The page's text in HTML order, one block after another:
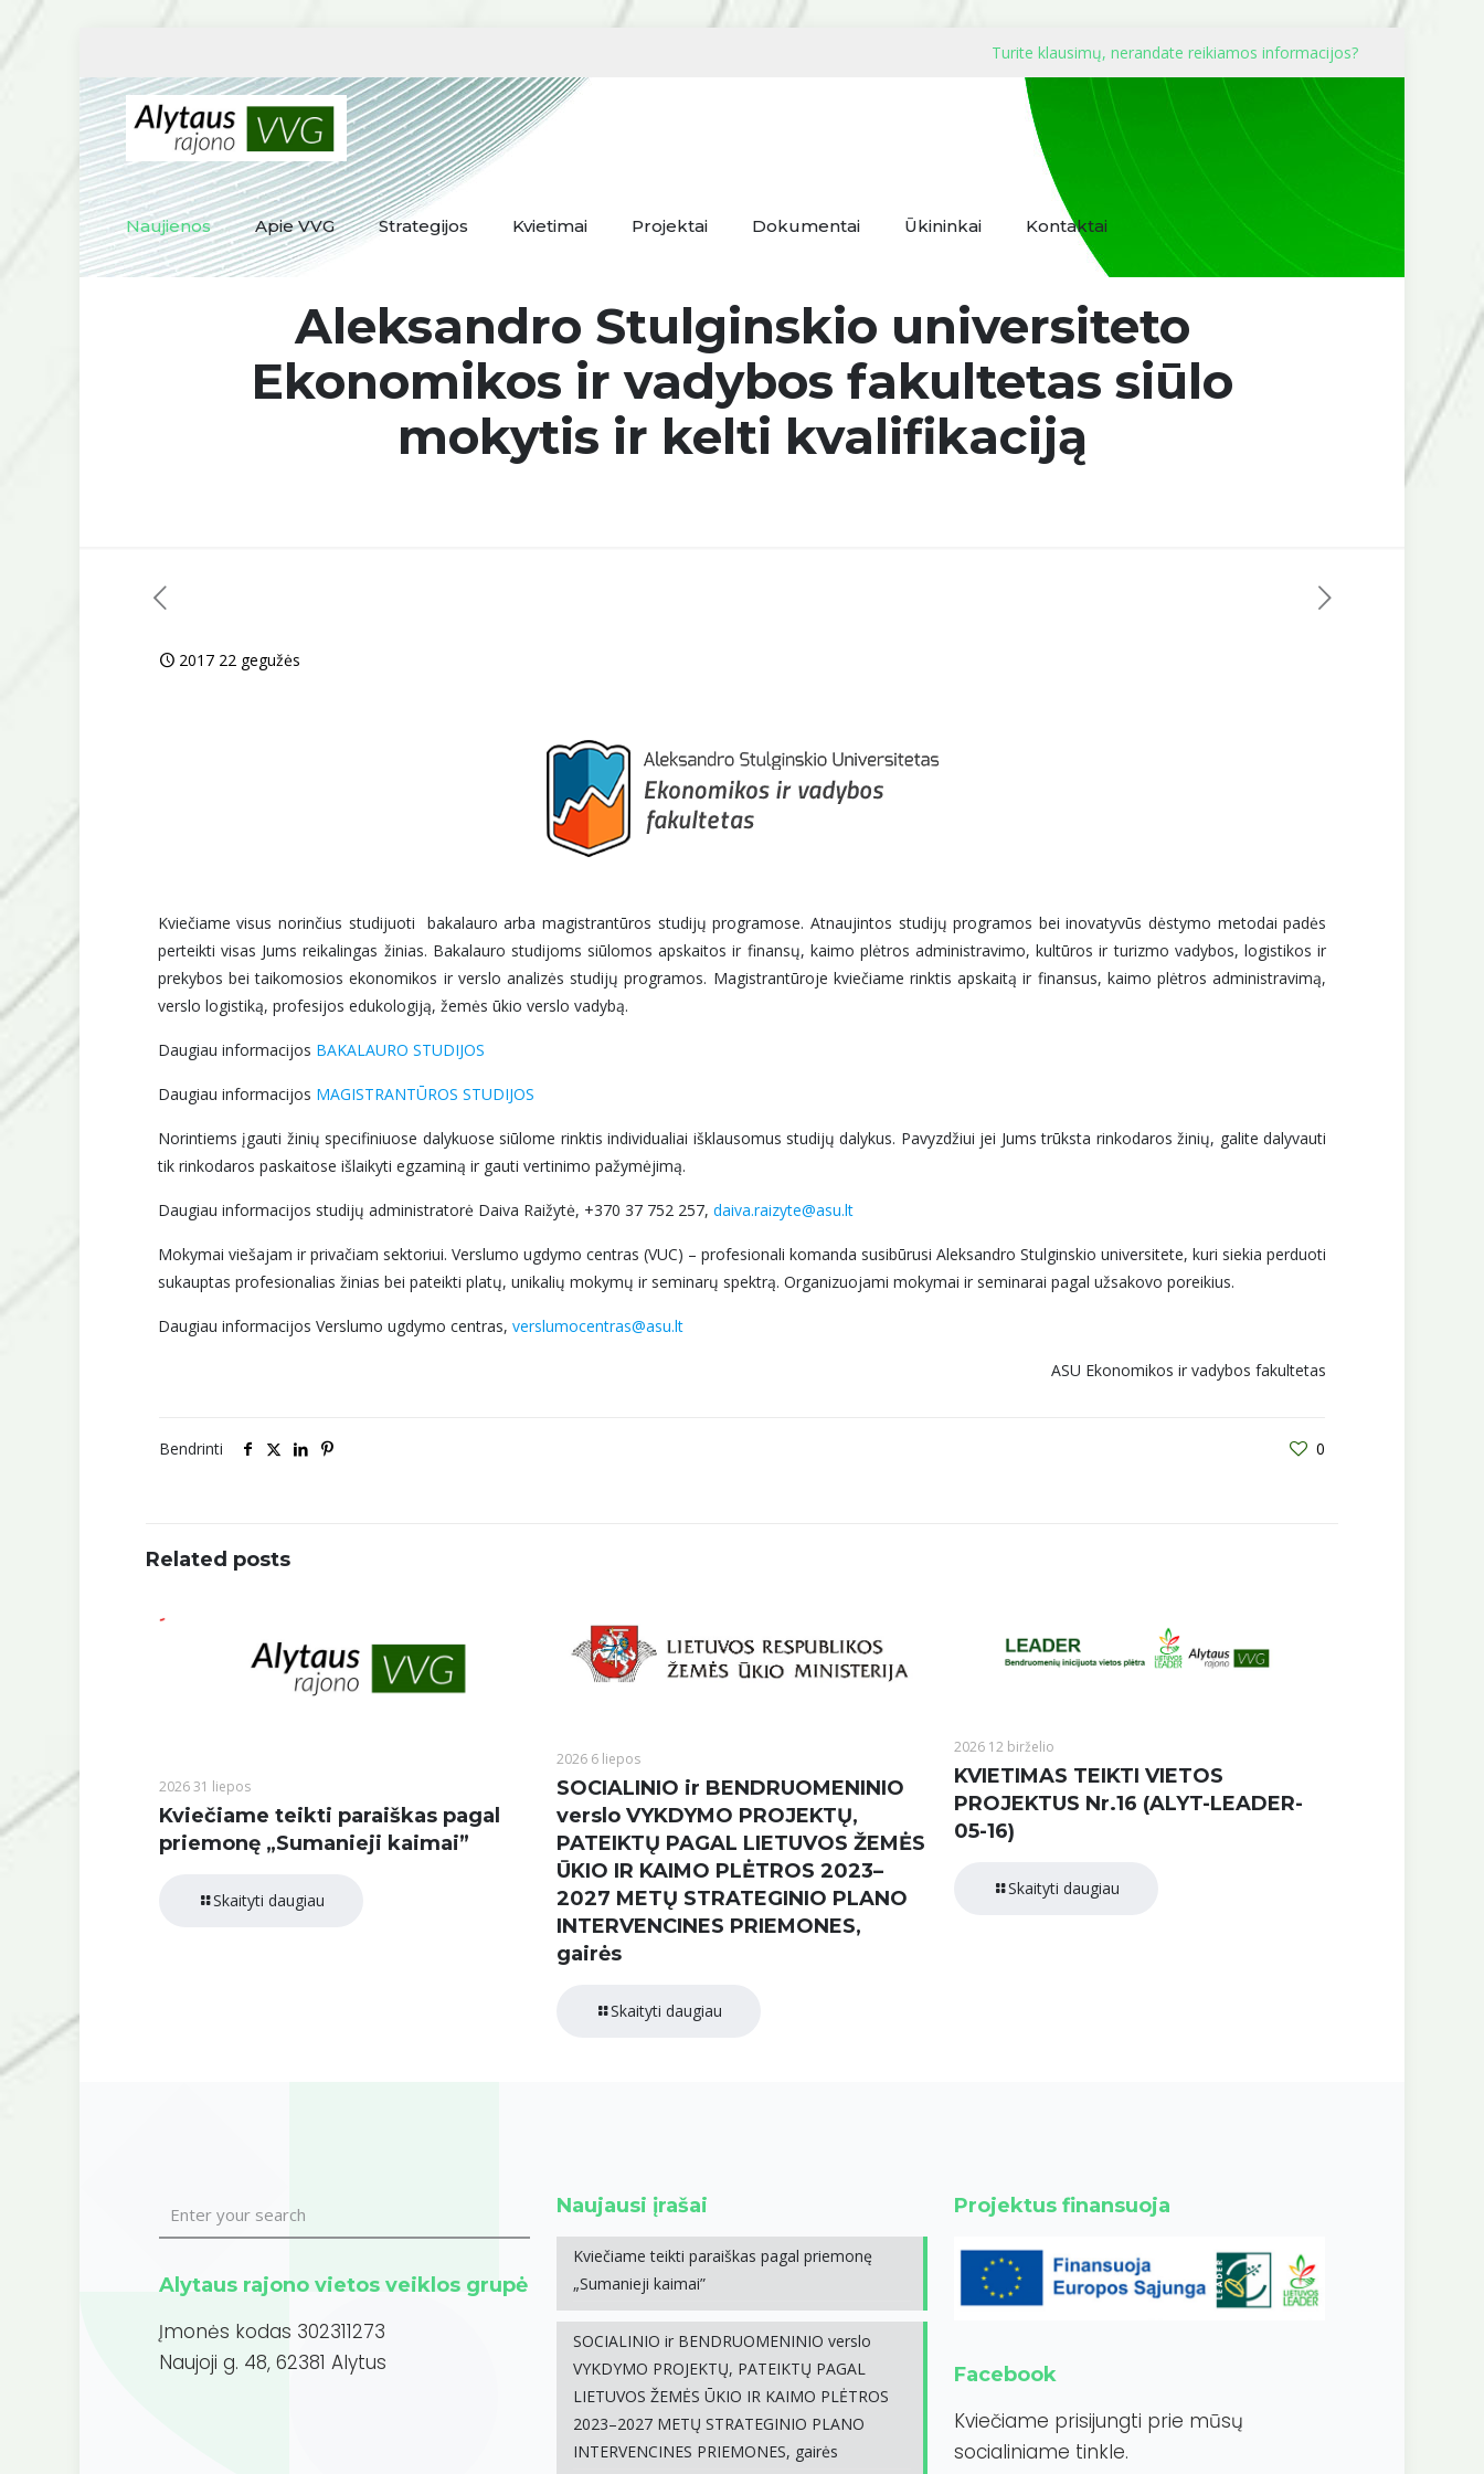
Turite klausimų, nerandate reikiamos informacijos?
Naujienos Apie VVG Strategijos Kvietimai Projektai Dokumentai Ūkininkai Kontaktai
Aleksandro Stulginskio universiteto
Ekonomikos ir vadybos fakultetas siūlo
mokytis ir kelti kvalifikaciją
2017 22 gegužės
Kviečiame visus norinčius studijuoti bakalauro arba magistrantūros studijų programose. Atnaujintos studijų programos bei inovatyvūs dėstymo metodai padės
perteikti visas Jums reikalingas žinias. Bakalauro studijoms siūlomos apskaitos ir finansų, kaimo plėtros administravimo, kultūros ir turizmo vadybos, logistikos ir
prekybos bei taikomosios ekonomikos ir verslo analizės studijų programos. Magistrantūroje kviečiame rinktis apskaitą ir finansus, kaimo plėtros administravimą,
verslo logistiką, profesijos edukologiją, žemės ūkio verslo vadybą.
Daugiau informacijos BAKALAURO STUDIJOS
Daugiau informacijos MAGISTRANTŪROS STUDIJOS
Norintiems įgauti žinių specifiniuose dalykuose siūlome rinktis individualiai išklausomus studijų dalykus. Pavyzdžiui jei Jums trūksta rinkodaros žinių, galite dalyvauti
tik rinkodaros paskaitose išlaikyti egzaminą ir gauti vertinimo pažymėjimą.
Daugiau informacijos studijų administratorė Daiva Raižytė, +370 37 752 257, daiva.raizyte@asu.lt
Mokymai viešajam ir privačiam sektoriui. Verslumo ugdymo centras (VUC) – profesionali komanda susibūrusi Aleksandro Stulginskio universitete, kuri siekia perduoti
sukauptas profesionalias žinias bei pateikti platų, unikalių mokymų ir seminarų spektrą. Organizuojami mokymai ir seminarai pagal užsakovo poreikius.
Daugiau informacijos Verslumo ugdymo centras, verslumocentras@asu.lt
ASU Ekonomikos ir vadybos fakultetas
Bendrinti 0
Related posts
2026 31 liepos
Kviečiame teikti paraiškas pagal
priemonę „Sumanieji kaimai”
Skaityti daugiau
2026 6 liepos
SOCIALINIO ir BENDRUOMENINIO
verslo VYKDYMO PROJEKTŲ,
PATEIKTŲ PAGAL LIETUVOS ŽEMĖS
ŪKIO IR KAIMO PLĖTROS 2023–
2027 METŲ STRATEGINIO PLANO
INTERVENCINES PRIEMONES,
gairės
Skaityti daugiau
2026 12 birželio
KVIETIMAS TEIKTI VIETOS
PROJEKTUS Nr.16 (ALYT-LEADER-
05-16)
Skaityti daugiau
Alytaus rajono vietos veiklos grupė
Įmonės kodas 302311273
Naujoji g. 48, 62381 Alytus
Naujausi įrašai
Kviečiame teikti paraiškas pagal priemonę
„Sumanieji kaimai”
SOCIALINIO ir BENDRUOMENINIO verslo
VYKDYMO PROJEKTŲ, PATEIKTŲ PAGAL
LIETUVOS ŽEMĖS ŪKIO IR KAIMO PLĖTROS
2023–2027 METŲ STRATEGINIO PLANO
INTERVENCINES PRIEMONES, gairės
Projektus finansuoja
Facebook
Kviečiame prisijungti prie mūsų
socialiniame tinkle.